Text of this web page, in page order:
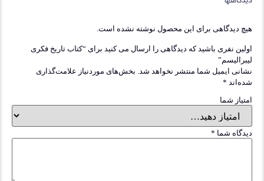
هیچ دیدگاهی برای این محصول نوشته نشده است.
اولین نفری باشید که دیدگاهی را ارسال می کنید برای “کتاب تاریخ فکری
لیبرالیسم”
نشانی ایمیل شما منتشر نخواهد شد. بخش‌های موردنیاز علامت‌گذاری
شده‌اند*
امتیاز شما
دیدگاه شما*